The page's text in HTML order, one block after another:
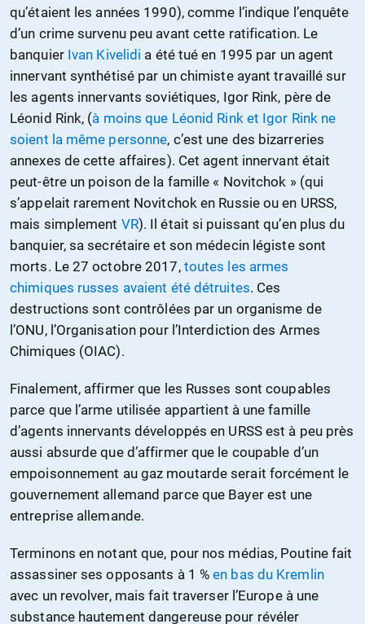
qu’étaient les années 1990), comme l’indique l’enquête
d’un crime survenu peu avant cette ratification. Le
banquierIvan Kivelidi a été tué en 1995 par un agent
innervant synthétisé par un chimiste ayant travaillé sur
les agents innervants soviétiques, Igor Rink, père de
Léonid Rink, (à moins que Léonid Rink et Igor Rink ne
soient la même personne, c’est une des bizarreries
annexes de cette affaires). Cet agent innervant était
peut-être un poison de la famille « Novitchok » (qui
s’appelait rarement Novitchok en Russie ou en URSS,
mais simplement VR). Il était si puissant qu’en plus du
banquier, sa secrétaire et son médecin légiste sont
morts. Le 27 octobre 2017, toutes les armes
chimiques russes avaient été détruites. Ces
destructions sont contrôlées par un organisme de
l’ONU, l’Organisation pour l’Interdiction des Armes
Chimiques (OIAC).
Finalement, affirmer que les Russes sont coupables
parce que l’arme utilisée appartient à une famille
d’agents innervants développés en URSS est à peu près
aussi absurde que d’affirmer que le coupable d’un
empoisonnement au gaz moutarde serait forcément le
gouvernement allemand parce que Bayer est une
entreprise allemande.
Terminons en notant que, pour nos médias, Poutine fait
assassiner ses opposants à 1 %en bas du Kremlin
avec un revolver, mais fait traverser l’Europe à une
substance hautement dangereuse pour révéler